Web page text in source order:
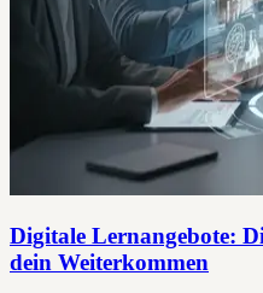
Digitale Lernangebote:
dein Weiterkommen